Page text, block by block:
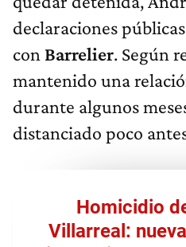
declaraciones
con Barrelier. Según
mantenido una
durante algunos
distanciado poco
Homicidio
Villarreal: